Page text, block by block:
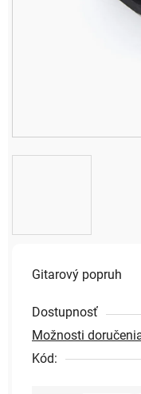
Gitarový popruh
Dostupnosť
Možnosti
Kód: